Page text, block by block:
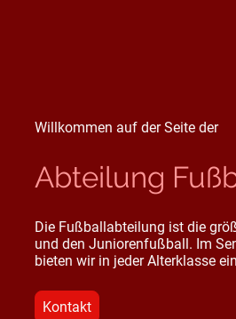
Willkommen auf der Seite der
Abteilung
Die Fußballabteilung ist die
und den Juniorenfußball. Im
bieten wir in jeder Alterklasse
Kontakt